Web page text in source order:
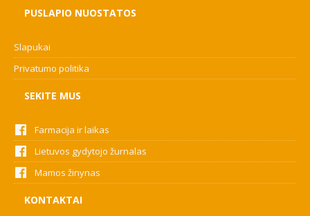
PUSLAPIO NUOSTATOS
Slapukai
Privatumo politika
SEKITE MUS
Farmacija ir laikas
Lietuvos gydytojo žurnalas
Mamos žinynas
KONTAKTAI